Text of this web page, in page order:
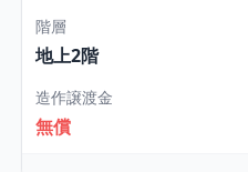
階層
地上2階
造作譲渡金
無償